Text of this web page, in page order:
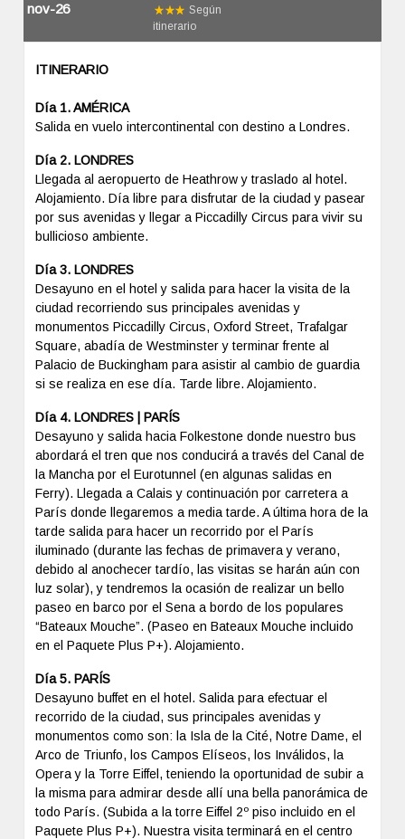
nov-26
Según
itinerario
ITINERARIO
Día 1. AMÉRICA
Salida en vuelo intercontinental con destino a Londres.
Día 2. LONDRES
Llegada al aeropuerto de Heathrow y traslado al hotel.
Alojamiento. Día libre para disfrutar de la ciudad y pasear
por sus avenidas y llegar a Piccadilly Circus para vivir su
bullicioso ambiente.
Día 3. LONDRES
Desayuno en el hotel y salida para hacer la visita de la
ciudad recorriendo sus principales avenidas y
monumentos Piccadilly Circus, Oxford Street, Trafalgar
Square, abadía de Westminster y terminar frente al
Palacio de Buckingham para asistir al cambio de guardia
si se realiza en ese día. Tarde libre. Alojamiento.
Día 4. LONDRES | PARÍS
Desayuno y salida hacia Folkestone donde nuestro bus
abordará el tren que nos conducirá a través del Canal de
la Mancha por el Eurotunnel (en algunas salidas en
Ferry). Llegada a Calais y continuación por carretera a
París donde llegaremos a media tarde. A última hora de la
tarde salida para hacer un recorrido por el París
iluminado (durante las fechas de primavera y verano,
debido al anochecer tardío, las visitas se harán aún con
luz solar), y tendremos la ocasión de realizar un bello
paseo en barco por el Sena a bordo de los populares
“Bateaux Mouche”. (Paseo en Bateaux Mouche incluido
en el Paquete Plus P+). Alojamiento.
Día 5. PARÍS
Desayuno buffet en el hotel. Salida para efectuar el
recorrido de la ciudad, sus principales avenidas y
monumentos como son: la Isla de la Cité, Notre Dame, el
Arco de Triunfo, los Campos Elíseos, los Inválidos, la
Opera y la Torre Eiffel, teniendo la oportunidad de subir a
la misma para admirar desde allí una bella panorámica de
todo París. (Subida a la torre Eiffel 2º piso incluido en el
Paquete Plus P+). Nuestra visita terminará en el centro